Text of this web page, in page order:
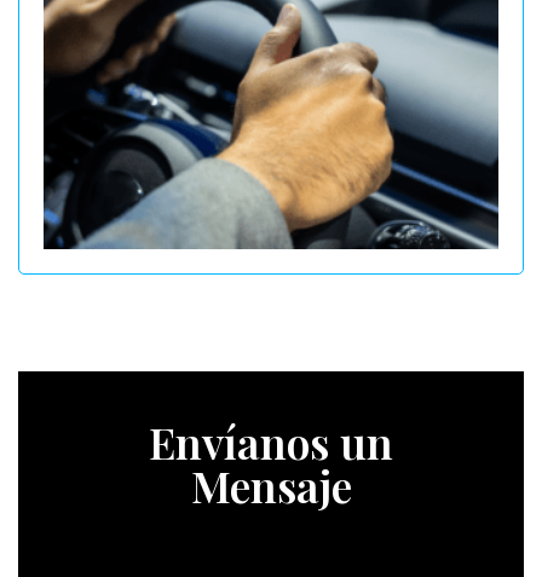
Envíanos un
Mensaje